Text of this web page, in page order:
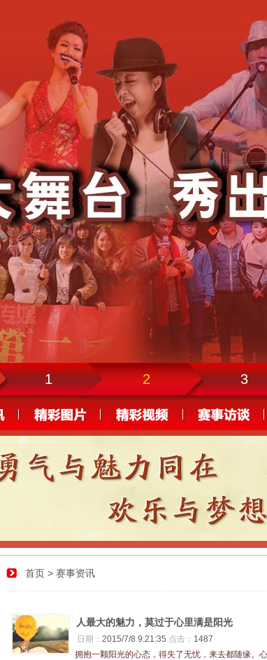
1 2 3
首页 > 赛事资讯
人最大的魅力，莫过于心里满是阳光
日期： 2015/7/8 9:21:35 点击： 1487
拥抱一颗阳光的心态，得失了无忧，来去都随缘。